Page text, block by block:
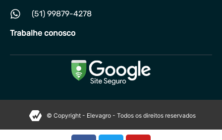
(51) 99879-4278
Trabalhe conosco
© Copyright - Elevagro - Todos os direitos reservados